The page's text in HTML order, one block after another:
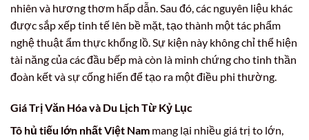
nhiên và hương thơm hấp dẫn. Sau đó, các nguyên liệu khác
được sắp xếp tinh tế lên bề mặt, tạo thành một tác phẩm
nghệ thuật ẩm thực khổng lồ. Sự kiện này không chỉ thể hiện
tài năng của các đầu bếp mà còn là minh chứng cho tinh thần
đoàn kết và sự cống hiến để tạo ra một điều phi thường.
Giá Trị Văn Hóa và Du Lịch Từ Kỷ Lục
Tô hủ tiếu lớn nhất Việt Nam mang lại nhiều giá trị to lớn,